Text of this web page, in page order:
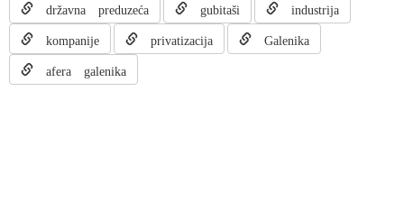
državna preduzeća gubitaši industrija
kompanije privatizacija Galenika
afera galenika